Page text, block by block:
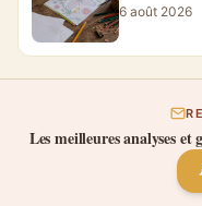
6 août 2026
Les meilleures analyses